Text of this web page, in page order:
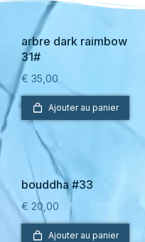
arbre dark raimbow
31#
€ 35,00
Ajouter au panier
bouddha #33
€ 20,00
Ajouter au panier